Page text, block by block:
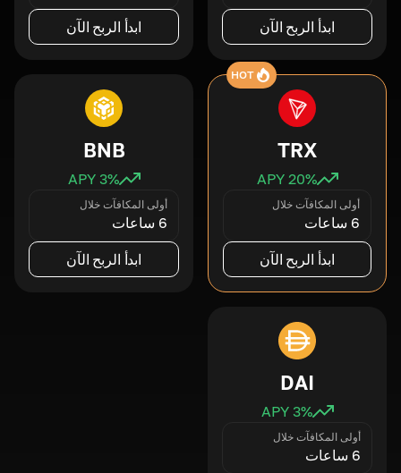
ابدأ الربح الآن ابدأ الربح الآن
HOT
TRX
20% APY
أولى المكافآت خلال
6 ساعات
ابدأ الربح الآن
BNB
3% APY
أولى المكافآت خلال
6 ساعات
ابدأ الربح الآن
DAI
3% APY
أولى المكافآت خلال
6 ساعات